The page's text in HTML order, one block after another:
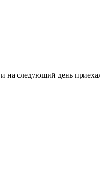
следующий день